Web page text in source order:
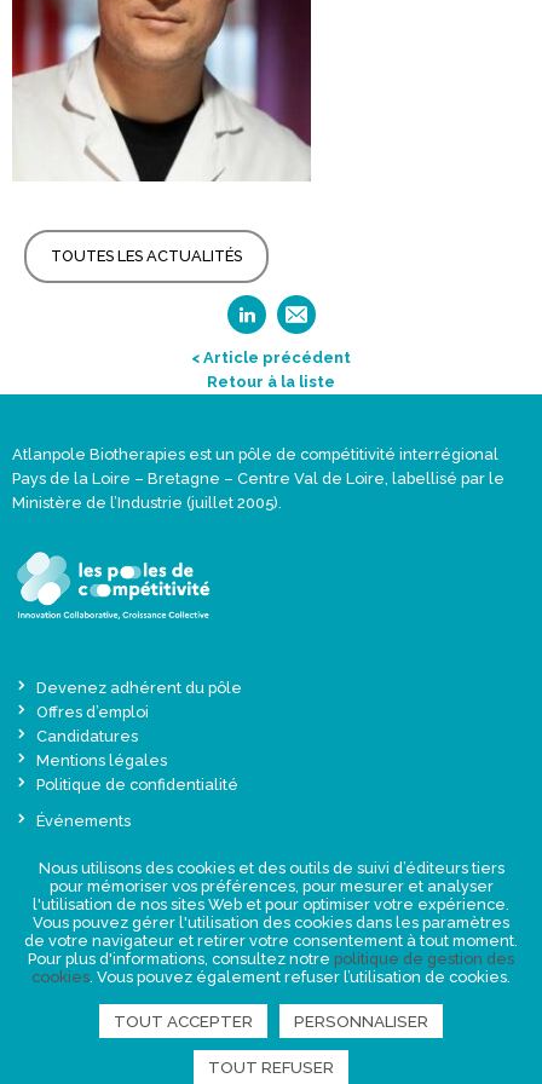
TOUTES LES ACTUALITÉS
< Article précédent
Retour à la liste
Atlanpole Biotherapies est un pôle de compétitivité interrégional
Pays de la Loire – Bretagne – Centre Val de Loire, labellisé par le
Ministère de l’Industrie (juillet 2005).
Devenez adhérent du pôle
Offres d’emploi
Candidatures
Mentions légales
Politique de confidentialité
Événements
Une offre globale sur-mesure
Presse
NEWSLETTER
RETROUVEZ-NOUS
Nous utilisons des cookies et des outils de suivi d’éditeurs tiers
pour mémoriser vos préférences, pour mesurer et analyser
l'utilisation de nos sites Web et pour optimiser votre expérience.
Vous pouvez gérer l'utilisation des cookies dans les paramètres
de votre navigateur et retirer votre consentement à tout moment.
Pour plus d'informations, consultez notre politique de gestion des
cookies. Vous pouvez également refuser l’utilisation de cookies.
TOUT ACCEPTER PERSONNALISER
TOUT REFUSER